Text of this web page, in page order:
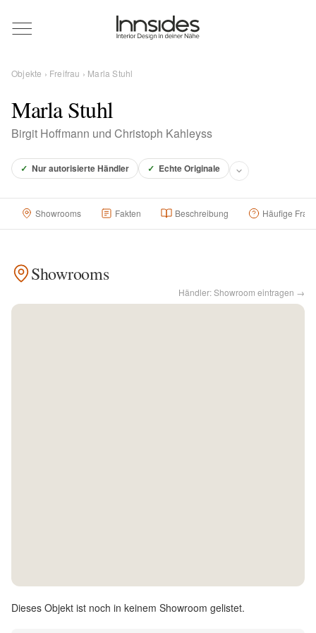
Magazin
Showrooms
Designer
Für Händler
Objekte › Freifrau › Marla Stuhl
Marla Stuhl
Birgit Hoffmann und Christoph Kahleyss
✓ Nur autorisierte Händler ✓ Echte Originale
Showrooms Fakten Beschreibung Häufige
Showrooms
Händler: Showroom eintragen →
Dieses Objekt ist noch in keinem Showroom gelistet.